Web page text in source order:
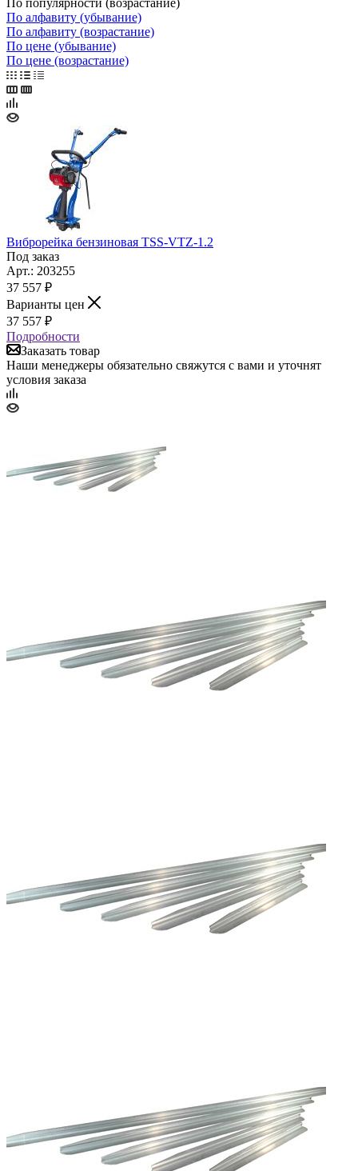
По алфавиту (убывание)
По алфавиту (возрастание)
По цене (убывание)
По цене (возрастание)
Виброрейка бензиновая TSS-VTZ-1.2
Под заказ
Арт.: 203255
37 557 ₽
Варианты цен
37 557 ₽
Подробности
Заказать товар
Наши менеджеры обязательно свяжутся с вами и уточнят
условия заказа